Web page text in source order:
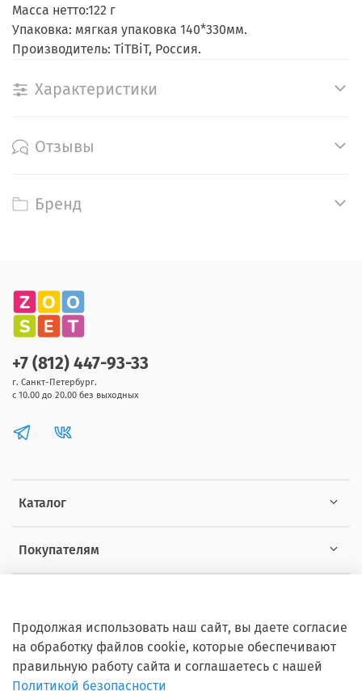
Масса нетто:122 г
Упаковка: мягкая упаковка 140*330мм.
Производитель: TiTBiT, Россия.
Характеристики
Отзывы
Бренд
Каталог
Покупателям
+7 (812) 447-93-33
г. Санкт-Петербург.
с 10.00 до 20.00 без выходных
Продолжая использовать наш сайт, вы даете согласие
на обработку файлов cookie, которые обеспечивают
правильную работу сайта и соглашаетесь с нашей
Политикой безопасности